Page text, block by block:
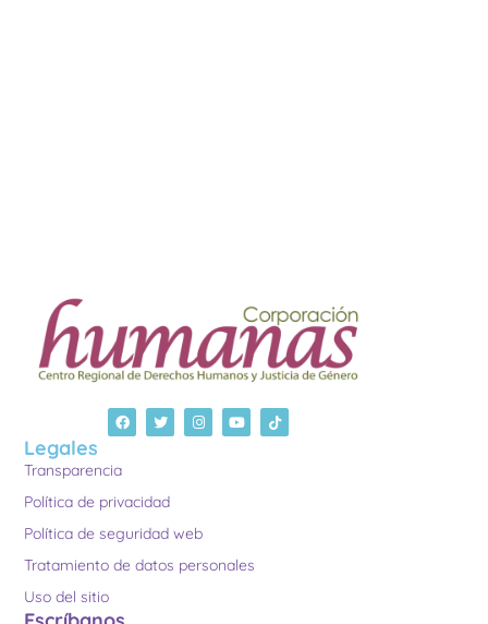
Legales
Transparencia
Política de privacidad
Política de seguridad web
Tratamiento de datos personales
Uso del sitio